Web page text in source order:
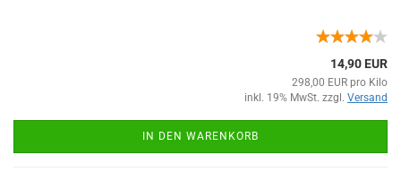
14,90 EUR
298,00 EUR pro Kilo
inkl. 19% MwSt. zzgl. Versand
IN DEN WARENKORB